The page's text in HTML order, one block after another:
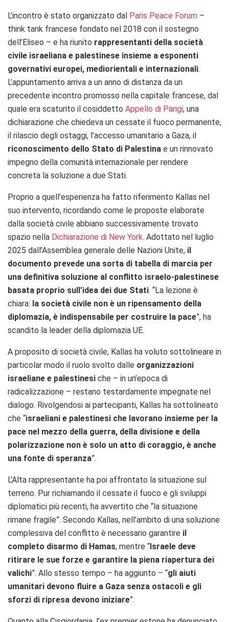
L’incontro è stato organizzato dal Paris Peace Forum –
think tank francese fondato nel 2018 con il sostegno
dell’Eliseo – e ha riunito rappresentanti della società
civile israeliana e palestinese insieme a esponenti
governativi europei, mediorientali e internazionali.
L’appuntamento arriva a un anno di distanza da un
precedente incontro promosso nella capitale francese, dal
quale era scaturito il cosiddetto Appello di Parigi, una
dichiarazione che chiedeva un cessate il fuoco permanente,
il rilascio degli ostaggi, l’accesso umanitario a Gaza, il
riconoscimento dello Stato di Palestina e un rinnovato
impegno della comunità internazionale per rendere
concreta la soluzione a due Stati.
Proprio a quell’esperienza ha fatto riferimento Kallas nel
suo intervento, ricordando come le proposte elaborate
dalla società civile abbiano successivamente trovato
spazio nella Dichiarazione di New York. Adottato nel luglio
2025 dall’Assemblea generale delle Nazioni Unite, il
documento prevede una sorta di tabella di marcia per
una definitiva soluzione al conflitto israelo-palestinese
basata proprio sull’idea dei due Stati. “La lezione è
chiara: la società civile non è un ripensamento della
diplomazia, è indispensabile per costruire la pace”, ha
scandito la leader della diplomazia UE.
A proposito di società civile, Kallas ha voluto sottolineare in
particolar modo il ruolo svolto dalle organizzazioni
israeliane e palestinesi che – in un’epoca di
radicalizzazione – restano testardamente impegnate nel
dialogo. Rivolgendosi ai partecipanti, Kallas ha sottolineato
che “israeliani e palestinesi che lavorano insieme per la
pace nel mezzo della guerra, della divisione e della
polarizzazione non è solo un atto di coraggio, è anche
una fonte di speranza”.
L’Alta rappresentante ha poi affrontato la situazione sul
terreno. Pur richiamando il cessate il fuoco e gli sviluppi
diplomatici più recenti, ha avvertito che “la situazione
rimane fragile”. Secondo Kallas, nell’ambito di una soluzione
complessiva del conflitto è necessario garantire il
completo disarmo di Hamas, mentre “ Israele deve
ritirare le sue forze e garantire la piena riapertura dei
valichi”. Allo stesso tempo – ha aggiunto – “gli aiuti
umanitari devono fluire a Gaza senza ostacoli e gli
sforzi di ripresa devono iniziare”.